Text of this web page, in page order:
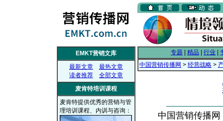
EMKT营销文库
最新文章
最热文章
读者推荐
全部文章
麦肯特培训课程
麦肯特提供优秀的营销与管
理培训课程、内训与咨询：
专题 精品 行业
中国营销传播网 > 经营战略 >
中国营销传播